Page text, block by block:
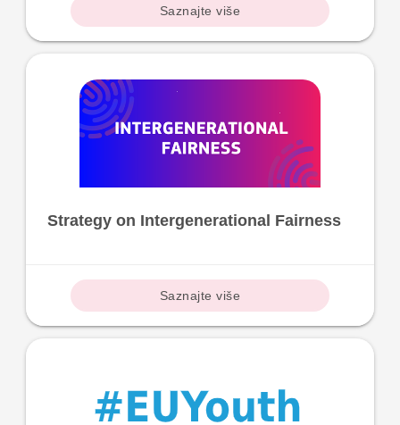
Saznajte više
Strategy on Intergenerational Fairness
Saznajte više